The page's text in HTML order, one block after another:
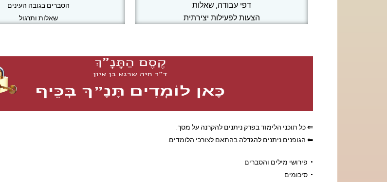
דפי עבודה, שאלות
הצעות לפעילות יצירתית
הסברים בגובה העינים
שאלות ותרגול
⇐כל תוכני הלימוד בפרק ניתנים להקרנה על מסך.
⇐ הגופנים ניתנים להגדלה בהתאם לצורכי הלומדים.
• פירושי מילים והסברים
• סיכומים